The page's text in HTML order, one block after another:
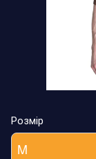
Розмір
M